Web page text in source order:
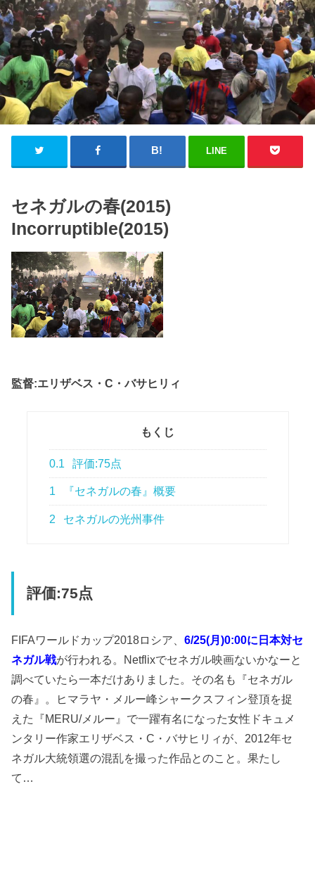
LINE
セネガルの春(2015)
Incorruptible(2015)
監督:エリザベス・C・バサヒリィ
もくじ
0.1 評価:75点
1 『セネガルの春』概要
2 セネガルの光州事件
評価:75点
FIFAワールドカップ2018ロシア、6/25(月)0:00に日本対セ
ネガル戦が行われる。Netflixでセネガル映画ないかなーと
調べていたら一本だけありました。その名も『セネガル
の春』。ヒマラヤ・メルー峰シャークスフィン登頂を捉
えた『MERU/メルー』で一躍有名になった女性ドキュメ
ンタリー作家エリザベス・C・バサヒリィが、2012年セ
ネガル大統領選の混乱を撮った作品とのこと。果たし
て…